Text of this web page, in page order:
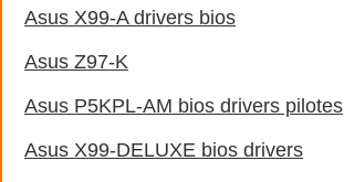
Asus X99-A drivers bios
Asus Z97-K
Asus P5KPL-AM bios drivers pilotes
Asus X99-DELUXE bios drivers